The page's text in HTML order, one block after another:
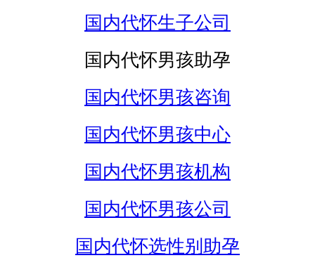
国内代怀生子公司
国内代怀男孩助孕
国内代怀男孩咨询
国内代怀男孩中心
国内代怀男孩机构
国内代怀男孩公司
国内代怀选性别助孕